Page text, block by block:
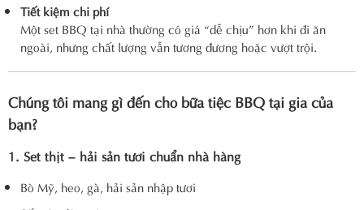
Tiết kiệm chi phí
Một set BBQ tại nhà thường có giá “dễ chịu” hơn khi đi ăn
ngoài, nhưng chất lượng vẫn tương đương hoặc vượt trội.
Chúng tôi mang gì đến cho bữa tiệc BBQ tại gia của
bạn?
1. Set thịt – hải sản tươi chuẩn nhà hàng
Bò Mỹ, heo, gà, hải sản nhập tươi